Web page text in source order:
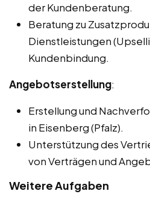
der Kundenberatung.
Beratung zu
Dienstleistungen
Kundenbindung.
Angebotserstellung:
Erstellung und
in Eisenberg (Pfalz).
Unterstützung des
von Verträgen und
Weitere Aufgaben